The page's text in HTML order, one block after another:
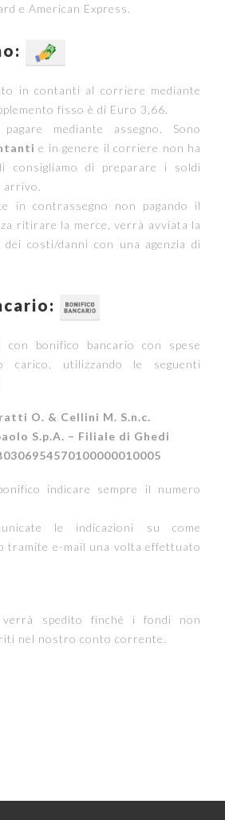
e American Express.
in contanti al corriere mediante
fisso è di Euro 3,66.
mediante assegno. Sono
e in genere il corriere non ha
consigliamo di preparare i soldi
in contrassegno non pagando il
ritirare la merce, verrà avviata la
costi/danni con una agenzia di
con bonifico bancario con spese
carico, utilizzando le seguenti
O. & Cellini M. S.n.c.
S.p.A. – Filiale di Ghedi
indicare sempre il numero
le indicazioni su come
tramite e-mail una volta effettuato
spedito finché i fondi non
nel nostro conto corrente.